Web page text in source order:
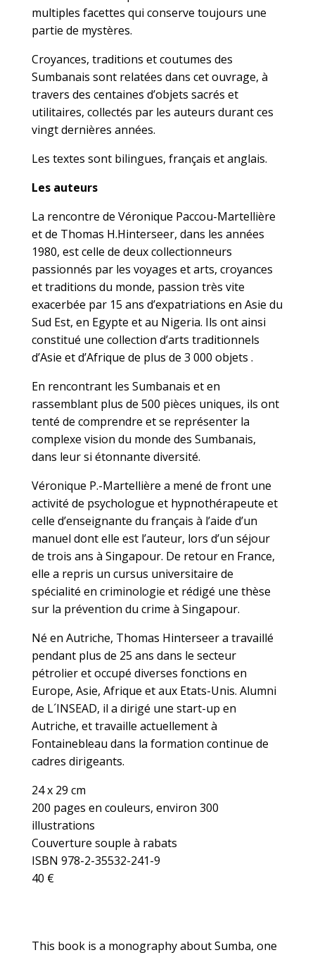
multiples facettes qui conserve toujours une
partie de mystères.
Croyances, traditions et coutumes des
Sumbanais sont relatées dans cet ouvrage, à
travers des centaines d’objets sacrés et
utilitaires, collectés par les auteurs durant ces
vingt dernières années.
Les textes sont bilingues, français et anglais.
Les auteurs
La rencontre de Véronique Paccou-Martellière
et de Thomas H.Hinterseer, dans les années
1980, est celle de deux collectionneurs
passionnés par les voyages et arts, croyances
et traditions du monde, passion très vite
exacerbée par 15 ans d’expatriations en Asie du
Sud Est, en Egypte et au Nigeria. Ils ont ainsi
constitué une collection d’arts traditionnels
d’Asie et d’Afrique de plus de 3 000 objets .
En rencontrant les Sumbanais et en
rassemblant plus de 500 pièces uniques, ils ont
tenté de comprendre et se représenter la
complexe vision du monde des Sumbanais,
dans leur si étonnante diversité.
Véronique P.-Martellière a mené de front une
activité de psychologue et hypnothérapeute et
celle d’enseignante du français à l’aide d’un
manuel dont elle est l’auteur, lors d’un séjour
de trois ans à Singapour. De retour en France,
elle a repris un cursus universitaire de
spécialité en criminologie et rédigé une thèse
sur la prévention du crime à Singapour.
Né en Autriche, Thomas Hinterseer a travaillé
pendant plus de 25 ans dans le secteur
pétrolier et occupé diverses fonctions en
Europe, Asie, Afrique et aux Etats-Unis. Alumni
de L´INSEAD, il a dirigé une start-up en
Autriche, et travaille actuellement à
Fontainebleau dans la formation continue de
cadres dirigeants.
24 x 29 cm
200 pages en couleurs, environ 300
illustrations
Couverture souple à rabats
ISBN 978-2-35532-241-9
40 €
This book is a monography about Sumba, one